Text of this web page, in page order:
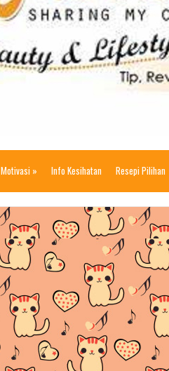
Motivasi » Info Kesihatan Resepi Pilihan